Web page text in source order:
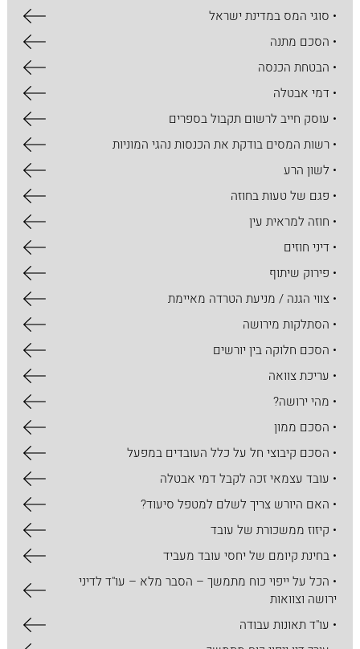
• סוגי המס במדינת ישראל
• הסכם מתנה
• הבטחת הכנסה
• דמי אבטלה
• עוסק חייב לרשום תקבול בספרים
• רשות המסים בודקת את הכנסות נהגי המוניות
• לשון הרע
• פגם של טעות בחוזה
• חוזה למראית עין
• דיני חוזים
• פירוק שיתוף
• צווי הגנה / מניעת הטרדה מאיימת
• הסתלקות מירושה
• הסכם חלוקה בין יורשים
• עריכת צוואה
• מהי ירושה?
• הסכם ממון
• הסכם קיבוצי חל על כלל העובדים במפעל
• עובד עצמאי זכה לקבל דמי אבטלה
• האם היורש צריך לשלם למטפל סיעוד?
• קיזוז ממשכורת של עובד
• בחינת קיומם של יחסי עובד מעביד
• הכל על ​ייפוי כוח מתמשך – הסבר מלא – עו"ד לדיני
ירושה וצוואות
• עו"ד תאונות עבודה